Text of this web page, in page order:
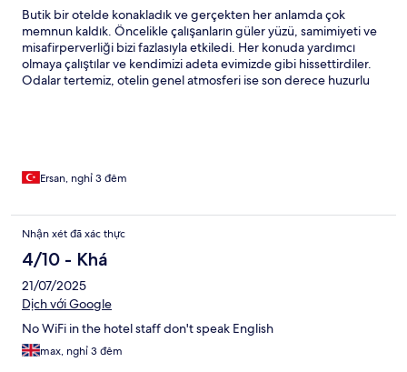
Butik bir otelde konakladık ve gerçekten her anlamda çok
memnun kaldık. Öncelikle çalışanların güler yüzü, samimiyeti ve
misafirperverliği bizi fazlasıyla etkiledi. Her konuda yardımcı
olmaya çalıştılar ve kendimizi adeta evimizde gibi hissettirdiler.
Odalar tertemiz, otelin genel atmosferi ise son derece huzurlu
diyebileceğim tek bir konu bile bulamadım. Bölgedeki en iyi
geçen tüm ekibe gönülden teşekkür ederiz. Yolumuz tekrar bu
bölgeye düşerse hiç düşünmeden yeniden tercih edeceğimiz
bir otel olacak. Kesinlikle tavsiye ederim.
Ersan, nghỉ 3 đêm
Nhận xét đã xác thực
4/10 - Khá
21/07/2025
Dịch với Google
No WiFi in the hotel staff don't speak English
max, nghỉ 3 đêm